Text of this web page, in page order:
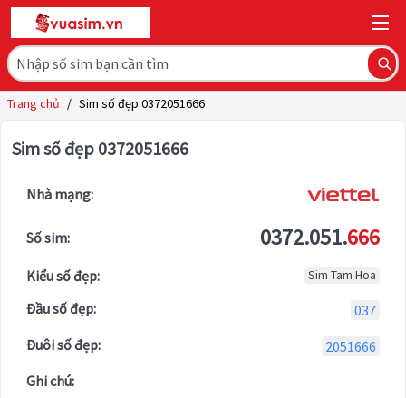
Trang chủ / Sim số đẹp 0372051666
Sim số đẹp 0372051666
Nhà mạng:
Số sim: 0372.051.666
Kiểu số đẹp: Sim Tam Hoa
Đầu số đẹp:
037
Đuôi số đẹp:
2051666
Ghi chú: